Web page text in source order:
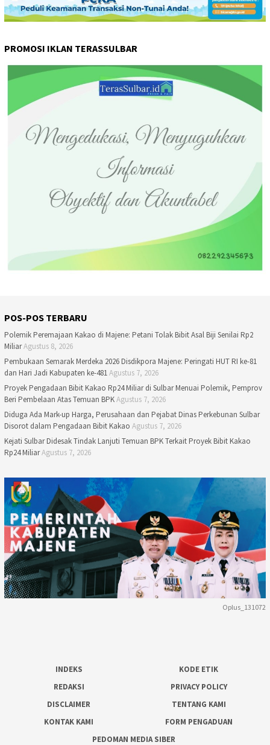
PROMOSI IKLAN TERASSULBAR
POS-POS TERBARU
Polemik Peremajaan Kakao di Majene: Petani Tolak Bibit Asal Biji Senilai Rp2
MiliarAgustus 8, 2026
Pembukaan Semarak Merdeka 2026 Disdikpora Majene: Peringati HUT RI ke-81
dan Hari Jadi Kabupaten ke-481Agustus 7, 2026
Proyek Pengadaan Bibit Kakao Rp24 Miliar di Sulbar Menuai Polemik, Pemprov
Beri Pembelaan Atas Temuan BPKAgustus 7, 2026
Diduga Ada Mark-up Harga, Perusahaan dan Pejabat Dinas Perkebunan Sulbar
Disorot dalam Pengadaan Bibit Kakao Agustus 7, 2026
Kejati Sulbar Didesak Tindak Lanjuti Temuan BPK Terkait Proyek Bibit Kakao
Rp24 MiliarAgustus 7, 2026
Oplus_131072
INDEKS
KODE ETIK
REDAKSI
PRIVACY POLICY
DISCLAIMER
TENTANG KAMI
KONTAK KAMI
FORM PENGADUAN
PEDOMAN MEDIA SIBER